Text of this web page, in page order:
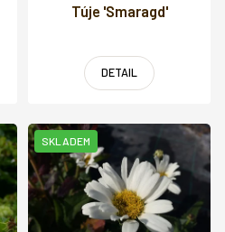
Túje 'Smaragd'
DETAIL
SKLADEM